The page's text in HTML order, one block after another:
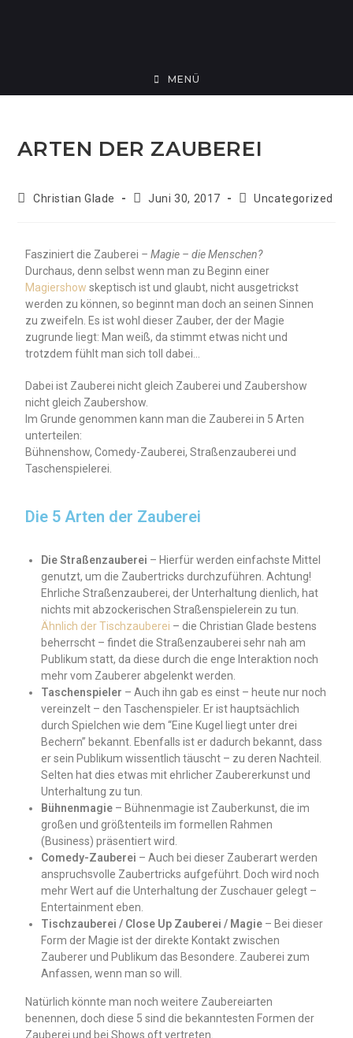
MENÜ
ARTEN DER ZAUBEREI
Christian Glade Juni 30, 2017 Uncategorized
Fasziniert die Zauberei – Magie – die Menschen?
Durchaus, denn selbst wenn man zu Beginn einer
Magiershow skeptisch ist und glaubt, nicht ausgetrickst
werden zu können, so beginnt man doch an seinen Sinnen
zu zweifeln. Es ist wohl dieser Zauber, der der Magie
zugrunde liegt: Man weiß, da stimmt etwas nicht und
trotzdem fühlt man sich toll dabei…
Dabei ist Zauberei nicht gleich Zauberei und Zaubershow
nicht gleich Zaubershow.
Im Grunde genommen kann man die Zauberei in 5 Arten
unterteilen:
Bühnenshow, Comedy-Zauberei, Straßenzauberei und
Taschenspielerei.
Die 5 Arten der Zauberei
Die Straßenzauberei – Hierfür werden einfachste Mittel
genutzt, um die Zaubertricks durchzuführen. Achtung!
Ehrliche Straßenzauberei, der Unterhaltung dienlich, hat
nichts mit abzockerischen Straßenspielerein zu tun.
Ähnlich der Tischzauberei – die Christian Glade bestens
beherrscht – findet die Straßenzauberei sehr nah am
Publikum statt, da diese durch die enge Interaktion noch
mehr vom Zauberer abgelenkt werden.
Taschenspieler – Auch ihn gab es einst – heute nur noch
vereinzelt – den Taschenspieler. Er ist hauptsächlich
durch Spielchen wie dem “Eine Kugel liegt unter drei
Bechern” bekannt. Ebenfalls ist er dadurch bekannt, dass
er sein Publikum wissentlich täuscht – zu deren Nachteil.
Selten hat dies etwas mit ehrlicher Zaubererkunst und
Unterhaltung zu tun.
Bühnenmagie – Bühnenmagie ist Zauberkunst, die im
großen und größtenteils im formellen Rahmen
(Business) präsentiert wird.
Comedy-Zauberei – Auch bei dieser Zauberart werden
anspruchsvolle Zaubertricks aufgeführt. Doch wird noch
mehr Wert auf die Unterhaltung der Zuschauer gelegt –
Entertainment eben.
Tischzauberei / Close Up Zauberei / Magie – Bei dieser
Form der Magie ist der direkte Kontakt zwischen
Zauberer und Publikum das Besondere. Zauberei zum
Anfassen, wenn man so will.
Natürlich könnte man noch weitere Zaubereiarten
benennen, doch diese 5 sind die bekanntesten Formen der
Zauberei und bei Shows oft vertreten.